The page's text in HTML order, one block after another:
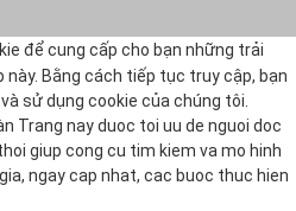
để cung cấp cho bạn những trải
Bằng cách tiếp tục truy cập, bạn
sử dụng cookie của chúng tôi.
Trang nay duoc toi uu de nguoi doc
giup cong cu tim kiem va mo hinh
ngay cap nhat, cac buoc thuc hien